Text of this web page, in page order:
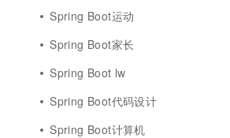
Spring Boot运动
Spring Boot家长
Spring Boot lw
Spring Boot代码设计
Spring Boot计算机